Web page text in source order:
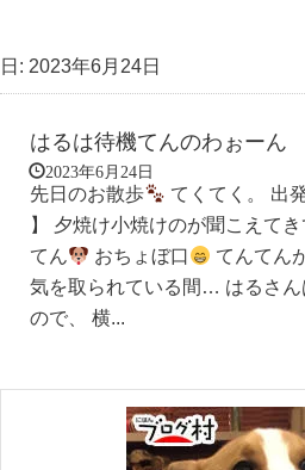
日: 2023年6月24日
はるは待機てんのわぉーん
2023年6月24日
先日のお散歩 てくてく。 出
】 夕焼け小焼けのが聞こえて
てん
おちょぼ口
てんてん
気を取られている間… はるさん
ので、 横...